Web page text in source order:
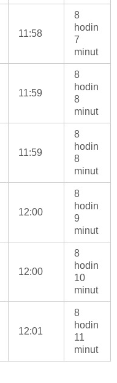
11:58
8
hodin
7
minut
11:59
8
hodin
8
minut
11:59
8
hodin
8
minut
12:00
8
hodin
9
minut
12:00
8
hodin
10
minut
12:01
8
hodin
11
minut